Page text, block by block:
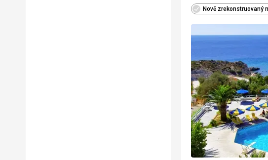
Nově zrekonstruovaný